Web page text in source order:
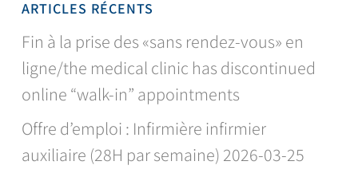
ARTICLES RÉCENTS
Fin à la prise des «sans rendez-vous» en
ligne/the medical clinic has discontinued
online “walk-in” appointments
Offre d’emploi : Infirmière infirmier
auxiliaire (28H par semaine) 2026-03-25